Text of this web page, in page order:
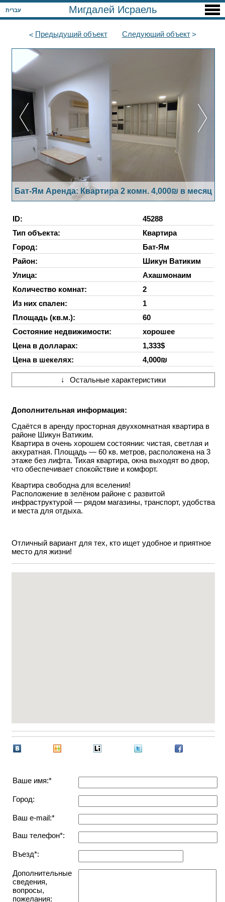
עברית Мигдалей Исраель
Предыдущийобъект Следующийобъект
Бат-Ям Аренда: Квартира 2 комн. 4,000₪ в месяц
ID:
45288
Тип объекта:
Квартира
Город:
Бат-Ям
Район:
Шикун Ватиким
Улица:
Ахашмонаим
Количество комнат:
2
Из них спален:
1
Площадь (кв.м.):
60
Состояние недвижимости:
хорошее
Цена в долларах:
1,333$
Цена в шекелях:
4,000₪
↓ Остальные характеристики
Дополнительная информация:
Сдаётся в аренду просторная двухкомнатная квартира в
районе Шикун Ватиким.
Квартира в очень хорошем состоянии: чистая, светлая и
аккуратная. Площадь — 60 кв. метров, расположена на 3
этаже без лифта. Тихая квартира, окна выходят во двор,
что обеспечивает спокойствие и комфорт.
Квартира свободна для вселения!
Расположение в зелёном районе с развитой
инфраструктурой — рядом магазины, транспорт, удобства
и места для отдыха.
Отличный вариант для тех, кто ищет удобное и приятное
место для жизни!
Ваше имя:*
Город:
Ваш e-mail:*
Ваш телефон*:
Въезд*:
Дополнительные
сведения,
вопросы,
пожелания: